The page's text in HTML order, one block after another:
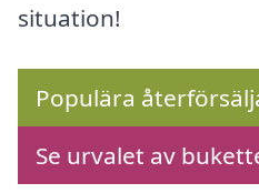
situation!
Populära
Se urvalet av